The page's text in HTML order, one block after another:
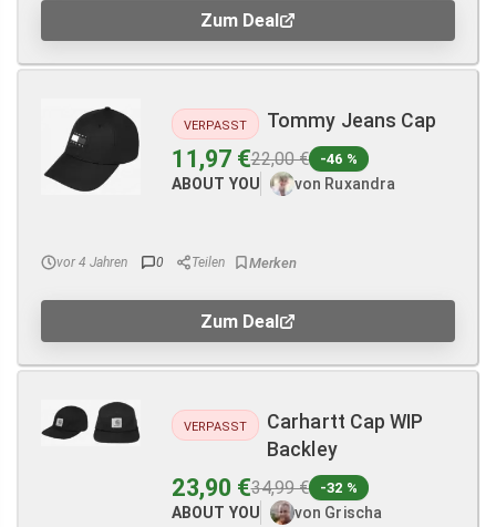
Zum Deal
VERPASST Tommy Jeans Cap
11,97 €22,00 € -46 %
ABOUT YOU von Ruxandra
vor 4 Jahren 0 Teilen
Zum Deal
VERPASST
Carhartt Cap WIP
Backley
23,90 €34,99 € -32 %
ABOUT YOU von Grischa